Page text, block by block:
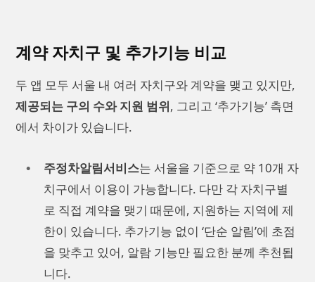
계약 자치구 및 추가기능 비교
두 앱 모두 서울 내 여러 자치구와 계약을 맺고 있지만,
제공되는 구의 수와 지원 범위, 그리고 ‘추가기능’ 측면
에서 차이가 있습니다.
주정차알림서비스는 서울을 기준으로 약 10개 자
치구에서 이용이 가능합니다. 다만 각 자치구별
로 직접 계약을 맺기 때문에, 지원하는 지역에 제
한이 있습니다. 추가기능 없이 ‘단순 알림’에 초점
을 맞추고 있어, 알람 기능만 필요한 분께 추천됩
니다.